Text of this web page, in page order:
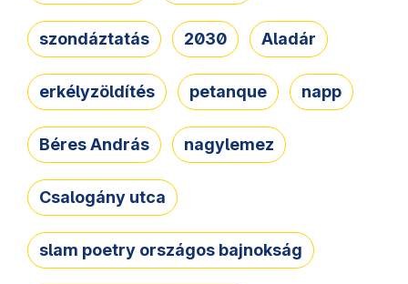
szondáztatás 2030 Aladár
erkélyzöldítés petanque napp
Béres András nagylemez
Csalogány utca
slam poetry országos bajnokság